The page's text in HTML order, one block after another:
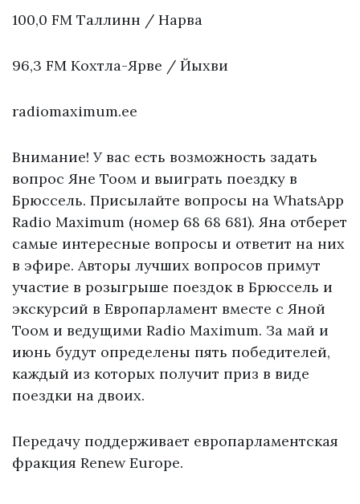
100,0 FM Таллинн / Нарва
96,3 FM Кохтла-Ярве / Йыхви
radiomaximum.ee
Внимание! У вас есть возможность задать
вопрос Яне Тоом и выиграть поездку в
Брюссель. Присылайте вопросы на WhatsApp
Radio Maximum (номер 68 68 681). Яна отберет
самые интересные вопросы и ответит на них
в эфире. Авторы лучших вопросов примут
участие в розыгрыше поездок в Брюссель и
экскурсий в Европарламент вместе с Яной
Тоом и ведущими Radio Maximum. За май и
июнь будут определены пять победителей,
каждый из которых получит приз в виде
поездки на двоих.
Передачу поддерживает европарламентская
фракция Renew Europe.